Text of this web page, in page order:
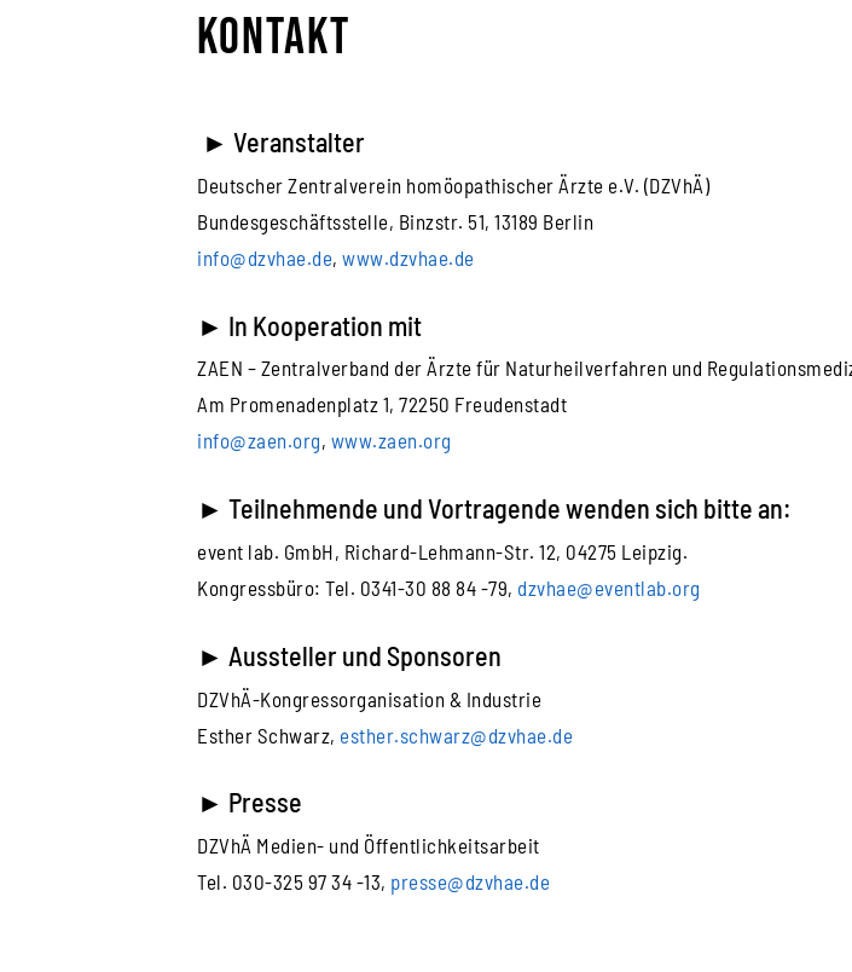
Kontakt
►Veranstalter
Deutscher Zentralverein homöopathischer Ärzte e.V. (DZVhÄ)
Bundesgeschäftsstelle, Binzstr. 51, 13189 Berlin
info@dzvhae.de,www.dzvhae.de
► In Kooperation mit
ZAEN – Zentralverband der Ärzte für Naturheilverfahren und
Am Promenadenplatz 1, 72250 Freudenstadt
info@zaen.org, www.zaen.org
► Teilnehmende und Vortragende wenden sich bitte an:
event lab. GmbH, Richard-Lehmann-Str. 12, 04275 Leipzig.
Kongressbüro: Tel. 0341-30 88 84 -79, dzvhae@eventlab.org
► Aussteller und Sponsoren
DZVhÄ-Kongressorganisation & Industrie
Esther Schwarz, esther.schwarz@dzvhae.de
► Presse
DZVhÄ Medien- und Öffentlichkeitsarbeit
Tel. 030-325 97 34 -13, presse@dzvhae.de